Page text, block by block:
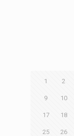
1 2
9 10
17 18
25 26